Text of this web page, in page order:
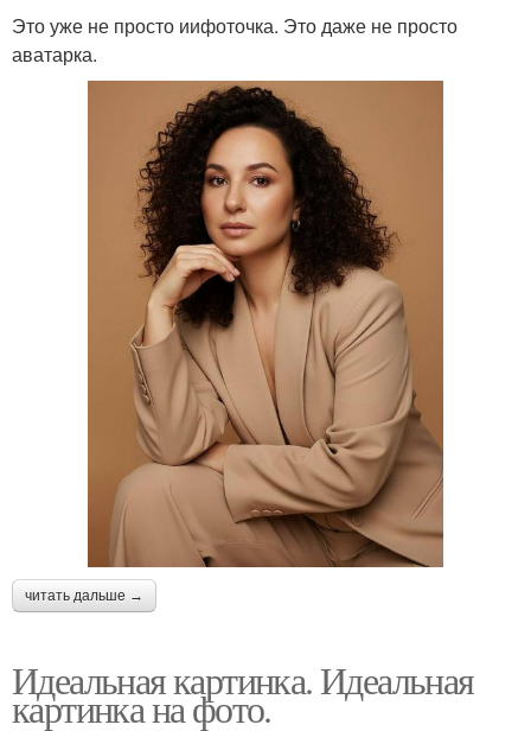
Это уже не просто иифоточка. Это даже не просто
аватарка.
читать дальше →
Идеальная картинка. Идеальная
картинка на фото.